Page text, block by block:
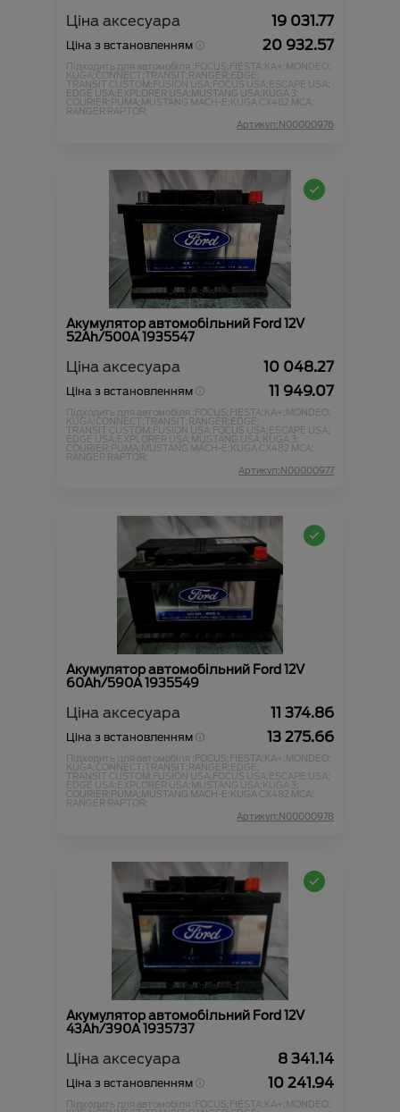
Ціна аксесуара 19 031.77
Ціна з встановленням 20 932.57
Підходить для автомобіля :FOCUS;FIESTA;KA+;MONDEO;
KUGA;CONNECT;TRANSIT;RANGER;EDGE;
TRANSIT CUSTOM;FUSION USA;FOCUS USA;ESCAPE USA;
EDGE USA;EXPLORER USA;MUSTANG USA;KUGA 3;
COURIER;PUMA;MUSTANG MACH-E;KUGA CX482 MCA;
RANGER RAPTOR;
Артикул:N00000976
Акумулятор автомобільний Ford 12V
52Ah/500A 1935547
Ціна аксесуара 10 048.27
Ціна з встановленням 11 949.07
Підходить для автомобіля :FOCUS;FIESTA;KA+;MONDEO;
KUGA;CONNECT;TRANSIT;RANGER;EDGE;
TRANSIT CUSTOM;FUSION USA;FOCUS USA;ESCAPE USA;
EDGE USA;EXPLORER USA;MUSTANG USA;KUGA 3;
COURIER;PUMA;MUSTANG MACH-E;KUGA CX482 MCA;
RANGER RAPTOR;
Артикул:N00000977
Акумулятор автомобільний Ford 12V
60Ah/590A 1935549
Ціна аксесуара 11 374.86
Ціна з встановленням 13 275.66
Підходить для автомобіля :FOCUS;FIESTA;KA+;MONDEO;
KUGA;CONNECT;TRANSIT;RANGER;EDGE;
TRANSIT CUSTOM;FUSION USA;FOCUS USA;ESCAPE USA;
EDGE USA;EXPLORER USA;MUSTANG USA;KUGA 3;
COURIER;PUMA;MUSTANG MACH-E;KUGA CX482 MCA;
RANGER RAPTOR;
Артикул:N00000978
Акумулятор автомобільний Ford 12V
43Ah/390A 1935737
Ціна аксесуара 8 341.14
Ціна з встановленням 10 241.94
Підходить для автомобіля :FOCUS;FIESTA;KA+;MONDEO;